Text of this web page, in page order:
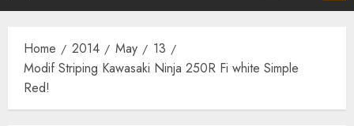
Menu
Home 2014 May
13
Modif Striping Kawasaki Ninja 250R Fi white Simple
Red!